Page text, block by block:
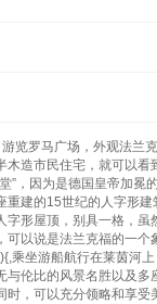
览罗马广场，外观法兰
木造市民住宅，就可以
”，因为是德国皇帝加冕
重建的15世纪的人字形
字形屋顶，别具一格，虽
可以说是法兰克福的一个
乘坐游船航行在莱茵河
伦比的风景名胜以及多
，可以充分领略和享受